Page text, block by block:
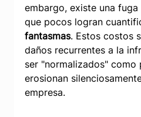
embargo, existe una
que pocos logran
fantasmas. Estos costos
daños recurrentes a la
ser "normalizados"
erosionan
empresa.